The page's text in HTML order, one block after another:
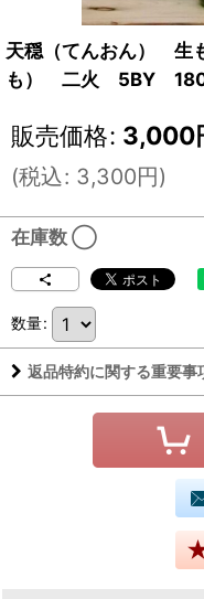
天穏（てんおん） 生
も） 二火 5BY
販売価格: 3,000
(税込: 3,300円)
在庫数 ◯
数量:
返品特約に関する重要事